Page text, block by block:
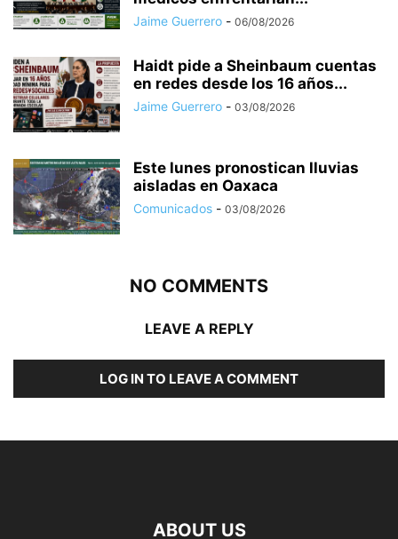
Jaime Guerrero - 06/08/2026
Haidt pide a Sheinbaum cuentas
en redes desde los 16 años...
Jaime Guerrero - 03/08/2026
Este lunes pronostican lluvias
aisladas en Oaxaca
Comunicados - 03/08/2026
NO COMMENTS
LEAVE A REPLY
LOG IN TO LEAVE A COMMENT
ABOUT US